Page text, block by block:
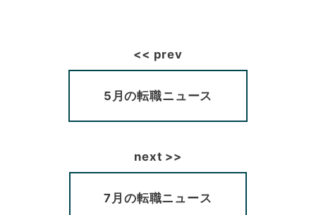
5月の転職ニュース
7月の転職ニュース